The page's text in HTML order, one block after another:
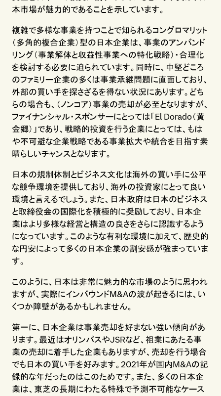
本市場が魅力的であることを示しています。
複雑で多様な事業を持つことで知られるコングロマリット
（多角的複合企業）型の日本企業は、事業のアンバンド
リング（事業解体と収益性事業への特化戦略）・合理化
を検討する必要に迫られています。同時に、中堅どころ
のファミリー企業の多くは事業承継問題に直面しており、
外部の買い手を探さざるを得ない状況にあります。どち
らの場合も、（ノンコア）事業の売却が必至となりますが、
ファイナンシャル・スポンサーにとっては「El Dorado（黄
金郷）」であり、戦略的投資を行う企業にとっては、もは
や不可避な企業戦略である事業拡大や統合を目指す素
晴らしいチャンスとなります。
日本の規制体制とビジネス文化は海外の買い手に公平
な競争環境を提供しており、海外の投資家にとって良い
環境と言えるでしょう。また、日本政府は日本のビジネス
と取締役会の国際化を積極的に奨励しており、日本企
業はより多様な経営と構造の良さをさらに認識するよう
になっています。このような有利な環境に加えて、歴史的
な円安によって多くの日本企業の割安感が強まっていま
す。
このように、日本は非常に魅力的な市場のように思われ
ますが、実際にインバウンドM&Aの波が起きるには、い
くつか障壁があるかもしれません。
第一に、日本企業は事業売却を好まない強い傾向があ
ります。最近はオリンパスやJSRなど、祖業にあたる事
業の売却に着手した企業もありますが、売却を行う場合
でも日本の買い手を好みます。2021年が国内M&Aの記
録的な年だったのはこのためです。また、多くの日本企
業は、東芝の長期にわたる特殊で予測不可能なケース